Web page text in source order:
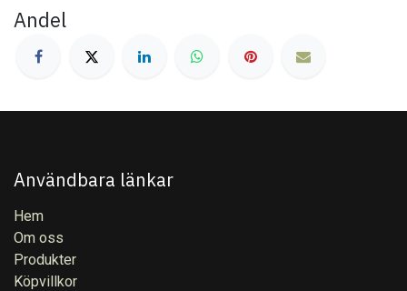
Andel
Användbara länkar
Hem
Om oss
Produkter
Köpvillkor